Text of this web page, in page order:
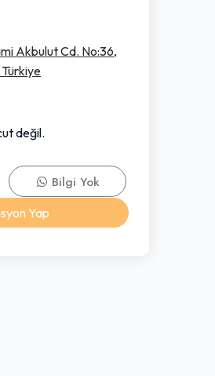
Akbulut Cd. No:36,
değil.
Bilgi Yok
Yap